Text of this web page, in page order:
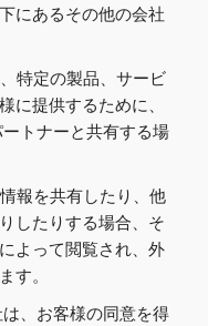
にあるその他の会社
特定の製品、サービ
に提供するために、
トナーと共有する場
報を共有したり、他
したりする場合、そ
よって閲覧され、外
す。
、お客様の同意を得